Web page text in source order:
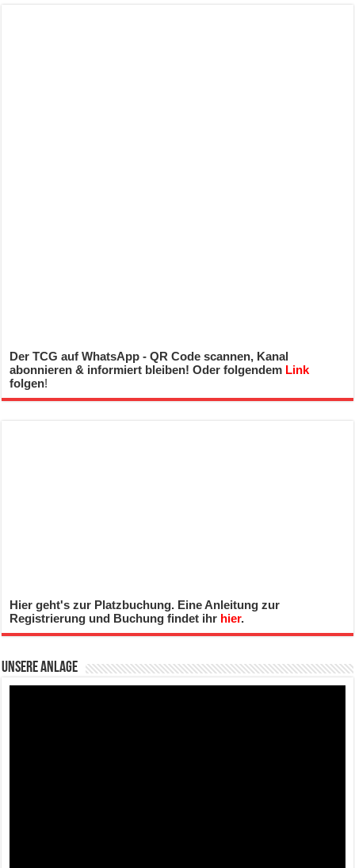
Der TCG auf WhatsApp - QR Code scannen, Kanal
abonnieren & informiert bleiben! Oder folgendem Link
folgen!
Hier geht's zur Platzbuchung. Eine Anleitung zur
Registrierung und Buchung findet ihr hier.
Unsere Anlage